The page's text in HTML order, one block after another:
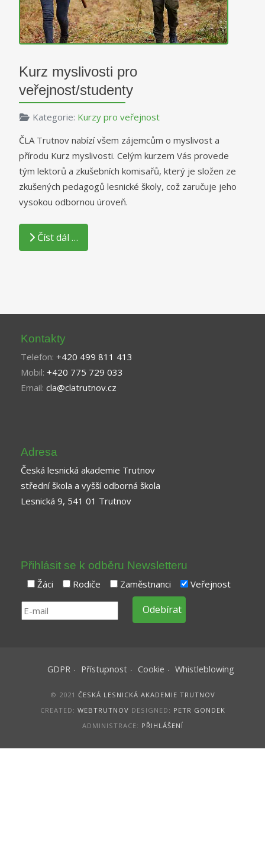
Kurz myslivosti pro
veřejnost/studenty
Kategorie: Kurzy pro veřejnost
ČLA Trutnov nabízí všem zájemcům o myslivost a
přírodu Kurz myslivosti. Celým kurzem Vás provede
tým lektorů a zkušebních komisařů, který je složen ze
zkušených pedagogů lesnické školy, což zaručuje jeho
vysokou odbornou úroveň.
Číst dál …
Kontakty
Telefon: +420 499 811 413
Mobil: +420 775 729 033
Email: cla@clatrutnov.cz
Adresa
Česká lesnická akademie Trutnov
střední škola a vyšší odborná škola
Lesnická 9, 541 01 Trutnov
Přihlásit se k odběru Newsletteru
Žáci Rodiče Zaměstnanci Veřejnost
GDPR Přístupnost Cookie Whistleblowing
© 2021 ČESKÁ LESNICKÁ AKADEMIE TRUTNOV
CREATED: WEBTRUTNOV DESIGNED: PETR GONDEK
ADMINISTRACE: PŘIHLÁŠENÍ